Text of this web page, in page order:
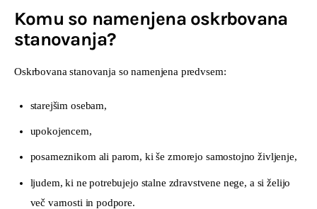
Komu so namenjena oskrbovana
stanovanja?
Oskrbovana stanovanja so namenjena predvsem:
starejšim osebam,
upokojencem,
posameznikom ali parom, ki še zmorejo samostojno življenje,
ljudem, ki ne potrebujejo stalne zdravstvene nege, a si želijo
več varnosti in podpore.